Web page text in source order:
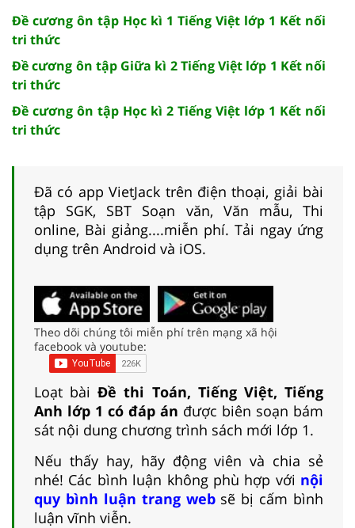
Đề cương ôn tập Học kì 1 Tiếng Việt lớp 1 Kết nối
tri thức
Đề cương ôn tập Giữa kì 2 Tiếng Việt lớp 1 Kết nối
tri thức
Đề cương ôn tập Học kì 2 Tiếng Việt lớp 1 Kết nối
tri thức
Đã có app VietJack trên điện thoại, giải bài
tập SGK, SBT Soạn văn, Văn mẫu, Thi
online, Bài giảng....miễn phí. Tải ngay ứng
dụng trên Android và iOS.
Theo dõi chúng tôi miễn phí trên mạng xã hội
facebook và youtube:
Loạt bàiĐề thi Toán, Tiếng Việt, Tiếng
Anh lớp 1 có đáp án được biên soạn bám
sát nội dung chương trình sách mới lớp 1.
Nếu thấy hay, hãy động viên và chia sẻ
nhé! Các bình luận không phù hợp với nội
quy bình luận trang websẽ bị cấm bình
luận vĩnh viễn.